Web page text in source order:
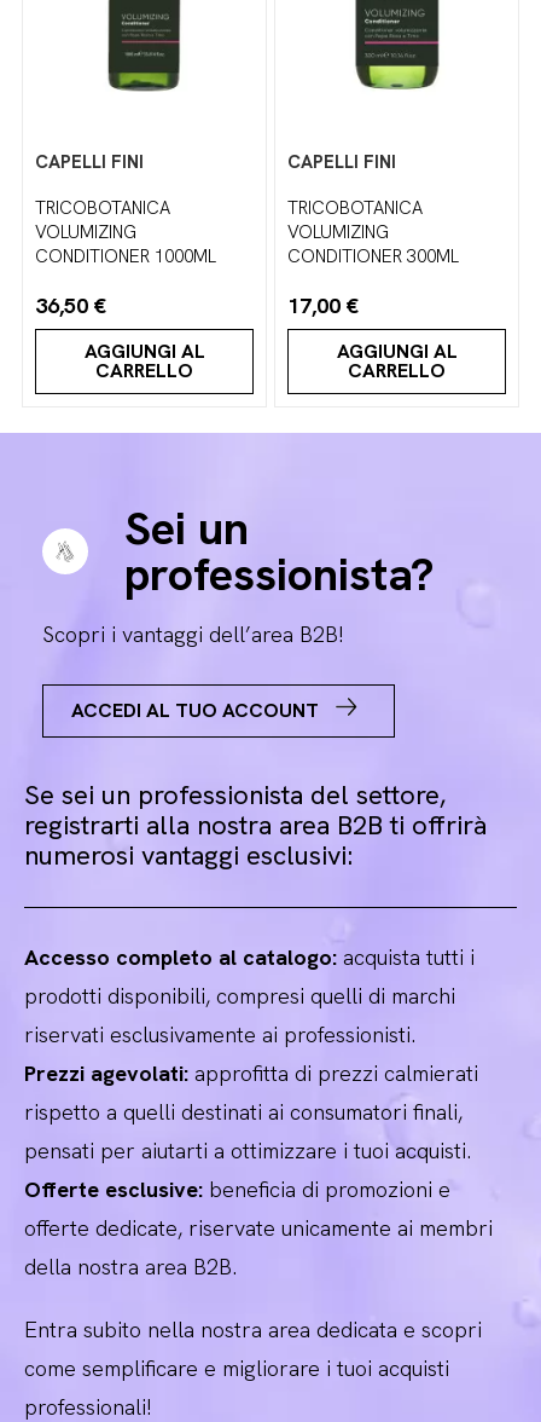
CAPELLI FINI
TRICOBOTANICA
VOLUMIZING
CONDITIONER 1000ML
36,50 €
AGGIUNGI AL
CARRELLO
CAPELLI FINI
TRICOBOTANICA
VOLUMIZING
CONDITIONER 300ML
17,00 €
AGGIUNGI AL
CARRELLO
Sei un
professionista?
Scopri i vantaggi dell’area B2B!
ACCEDI AL TUO ACCOUNT
Se sei un professionista del settore,
registrarti alla nostra area B2B ti offrirà
numerosi vantaggi esclusivi:
Accesso completo al catalogo: acquista tutti i
prodotti disponibili, compresi quelli di marchi
riservati esclusivamente ai professionisti.
Prezzi agevolati: approfitta di prezzi calmierati
rispetto a quelli destinati ai consumatori finali,
pensati per aiutarti a ottimizzare i tuoi acquisti.
Offerte esclusive: beneficia di promozioni e
offerte dedicate, riservate unicamente ai membri
della nostra area B2B.
Entra subito nella nostra area dedicata e scopri
come semplificare e migliorare i tuoi acquisti
professionali!